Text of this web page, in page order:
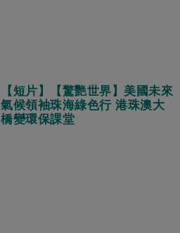
【短片】【驚艷世界】美國未來
氣候領袖珠海綠色行 港珠澳大
橋變環保課堂